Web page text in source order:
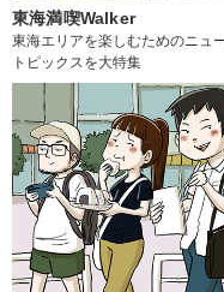
東海満喫Walker
東海エリアを楽しむためのニュ
トピックスを大特集